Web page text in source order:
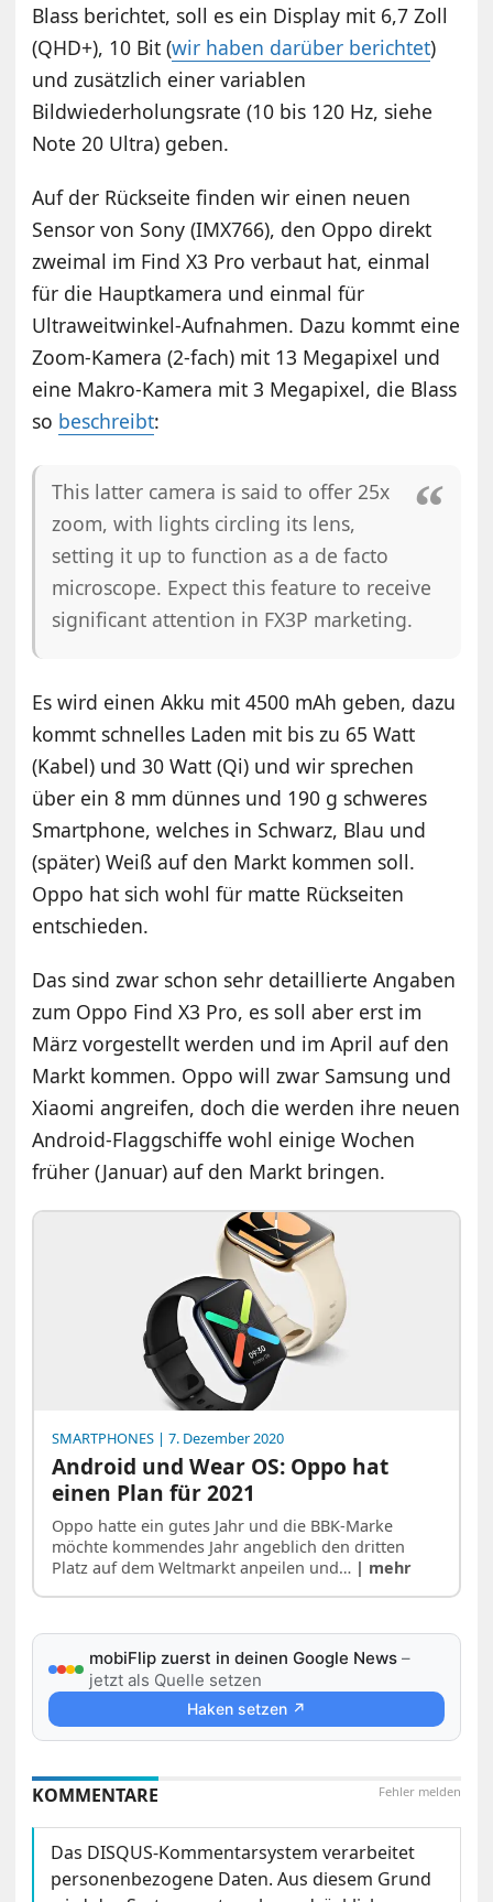
Blass berichtet, soll es ein Display mit 6,7 Zoll
(QHD+), 10 Bit (wir haben darüber berichtet)
und zusätzlich einer variablen
Bildwiederholungsrate (10 bis 120 Hz, siehe
Note 20 Ultra) geben.
Auf der Rückseite finden wir einen neuen
Sensor von Sony (IMX766), den Oppo direkt
zweimal im Find X3 Pro verbaut hat, einmal
für die Hauptkamera und einmal für
Ultraweitwinkel-Aufnahmen. Dazu kommt eine
Zoom-Kamera (2-fach) mit 13 Megapixel und
eine Makro-Kamera mit 3 Megapixel, die Blass
so beschreibt:
This latter camera is said to offer 25x
zoom, with lights circling its lens,
setting it up to function as a de facto
microscope. Expect this feature to receive
significant attention in FX3P marketing.
Es wird einen Akku mit 4500 mAh geben, dazu
kommt schnelles Laden mit bis zu 65 Watt
(Kabel) und 30 Watt (Qi) und wir sprechen
über ein 8 mm dünnes und 190 g schweres
Smartphone, welches in Schwarz, Blau und
(später) Weiß auf den Markt kommen soll.
Oppo hat sich wohl für matte Rückseiten
entschieden.
Das sind zwar schon sehr detaillierte Angaben
zum Oppo Find X3 Pro, es soll aber erst im
März vorgestellt werden und im April auf den
Markt kommen. Oppo will zwar Samsung und
Xiaomi angreifen, doch die werden ihre neuen
Android-Flaggschiffe wohl einige Wochen
früher (Januar) auf den Markt bringen.
SMARTPHONES | 7. Dezember 2020
Android und Wear OS: Oppo hat
einen Plan für 2021
Oppo hatte ein gutes Jahr und die BBK-Marke
möchte kommendes Jahr angeblich den dritten
Platz auf dem Weltmarkt anpeilen und… | mehr
mobiFlip zuerst in deinen Google News –
jetzt als Quelle setzen
Haken setzen ↗
Fehler melden
KOMMENTARE
Das DISQUS-Kommentarsystem verarbeitet
personenbezogene Daten. Aus diesem Grund